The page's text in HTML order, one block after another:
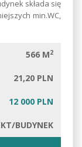
składa się
min.WC,
566 M2
21,20 PLN
12 000 PLN
BUDYNEK